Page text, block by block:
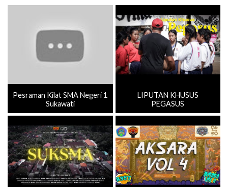
Pesraman Kilat SMA Negeri 1
Sukawati
LIPUTAN KHUSUS
PEGASUS